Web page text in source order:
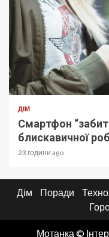
ДІМ
Смартфон
блискавичної
23 години ago
Дім Поради
Мотанка ©